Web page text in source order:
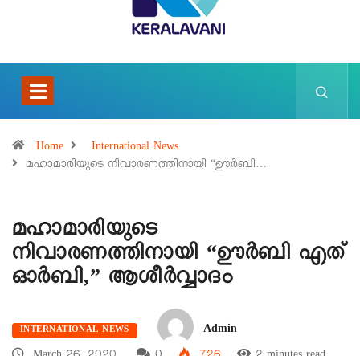
Home
International News
മഹാമാരിയുടെ നിവാരണത്തിനായി “ഊര്‍ബി…
മഹാമാരിയുടെ
നിവാരണത്തിനായി “ഊര്‍ബി എത്
ഓര്‍ബി,” ആശീര്‍വ്വാദം
INTERNATIONAL NEWS
Admin